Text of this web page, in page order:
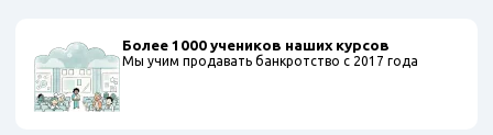
Более 1000 учеников наших курсов
Мы учим продавать банкротство с 2017 года